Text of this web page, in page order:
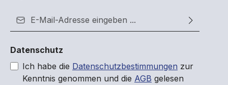
Datenschutz
Ich habe die Datenschutzbestimmungen zur
Kenntnis genommen und die AGB gelesen